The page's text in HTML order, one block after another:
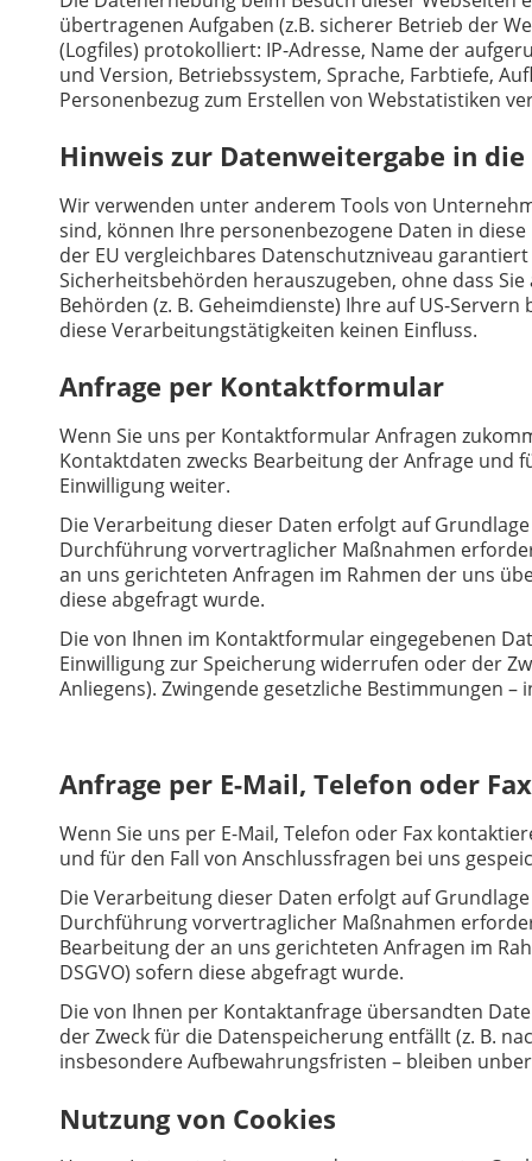
übertragenen Aufgaben (z.B. sicherer Betrieb der
(Logfiles) protokolliert: IP-Adresse, Name der
und Version, Betriebssystem, Sprache, Farbtiefe,
Personenbezug zum Erstellen von Webstatistiken
Hinweis zur Datenweitergabe in
Wir verwenden unter anderem Tools von
sind, können Ihre personenbezogene Daten in
der EU vergleichbares Datenschutzniveau
Sicherheitsbehörden herauszugeben, ohne dass
Behörden (z. B. Geheimdienste) Ihre auf US-
diese Verarbeitungstätigkeiten keinen Einfluss.
Anfrage per Kontaktformular
Wenn Sie uns per Kontaktformular Anfragen
Kontaktdaten zwecks Bearbeitung der Anfrage und
Einwilligung weiter.
Die Verarbeitung dieser Daten erfolgt auf
Durchführung vorvertraglicher Maßnahmen
an uns gerichteten Anfragen im Rahmen der uns
diese abgefragt wurde.
Die von Ihnen im Kontaktformular eingegebenen
Einwilligung zur Speicherung widerrufen oder der
Anliegens). Zwingende gesetzliche Bestimmungen
Anfrage per E-Mail, Telefon oder Fax
Wenn Sie uns per E-Mail, Telefon oder Fax
und für den Fall von Anschlussfragen bei uns
Die Verarbeitung dieser Daten erfolgt auf
Durchführung vorvertraglicher Maßnahmen
Bearbeitung der an uns gerichteten Anfragen im
DSGVO) sofern diese abgefragt wurde.
Die von Ihnen per Kontaktanfrage übersandten
der Zweck für die Datenspeicherung entfällt (z. B.
insbesondere Aufbewahrungsfristen – bleiben
Nutzung von Cookies